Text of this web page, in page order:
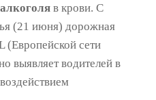
в крови. С
(21 июня) дорожная
(Европейской сети
выявляет водителей в